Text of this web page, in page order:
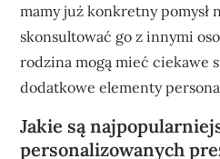
mamy już konkretny pomysł
skonsultować go z innymi
rodzina mogą mieć ciekawe
dodatkowe elementy
Jakie są
personalizowanych